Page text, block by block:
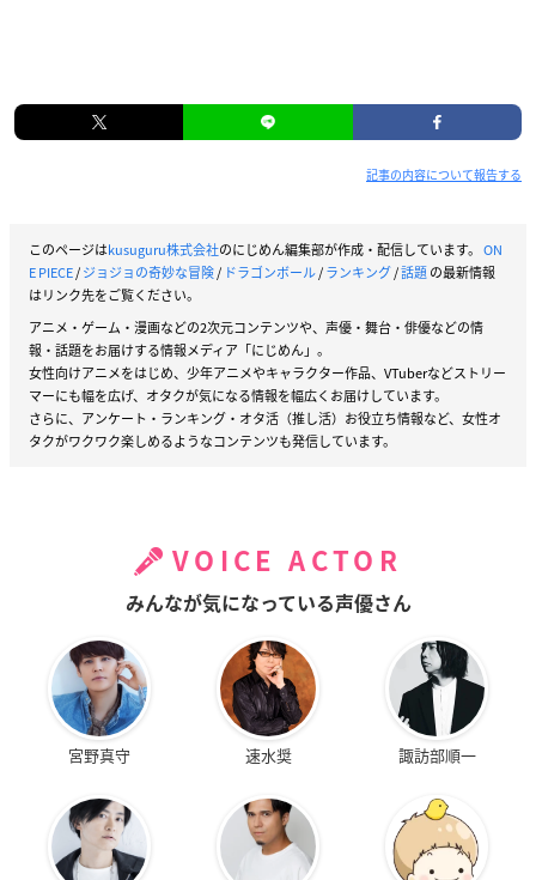
記事の内容について報告する
このページはkusuguru株式会社のにじめん編集部が作成・配信しています。 ON
E PIECE/ジョジョの奇妙な冒険/ ドラゴンボール/ランキング/話題の最新情報
はリンク先をご覧ください。
アニメ・ゲーム・漫画などの2次元コンテンツや、声優・舞台・俳優などの情
報・話題をお届けする情報メディア「にじめん」。
女性向けアニメをはじめ、少年アニメやキャラクター作品、VTuberなどストリー
マーにも幅を広げ、オタクが気になる情報を幅広くお届けしています。
さらに、アンケート・ランキング・オタ活（推し活）お役立ち情報など、女性オ
タクがワクワク楽しめるようなコンテンツも発信しています。
VOICE ACTOR
みんなが気になっている声優さん
宮野真守 速水奨 諏訪部順一